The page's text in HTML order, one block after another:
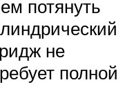
потянуть
не
полной